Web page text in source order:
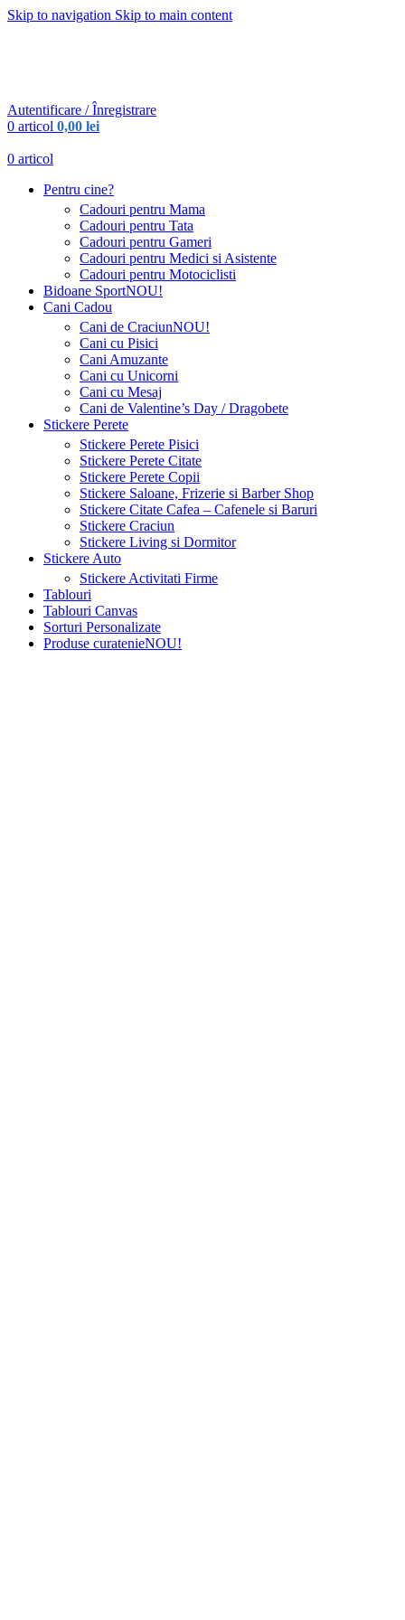
Skip to navigation Skip to main content
Autentificare / Înregistrare
0 articol 0,00 lei
0 articol
Pentru cine?
Cadouri pentru Mama
Cadouri pentru Tata
Cadouri pentru Gameri
Cadouri pentru Medici si Asistente
Cadouri pentru Motociclisti
Bidoane SportNOU!
Cani Cadou
Cani de CraciunNOU!
Cani cu Pisici
Cani Amuzante
Cani cu Unicorni
Cani cu Mesaj
Cani de Valentine’s Day / Dragobete
Stickere Perete
Stickere Perete Pisici
Stickere Perete Citate
Stickere Perete Copii
Stickere Saloane, Frizerie si Barber Shop
Stickere Citate Cafea – Cafenele si Baruri
Stickere Craciun
Stickere Living si Dormitor
Stickere Auto
Stickere Activitati Firme
Tablouri
Tablouri Canvas
Sorturi Personalizate
Produse curatenieNOU!